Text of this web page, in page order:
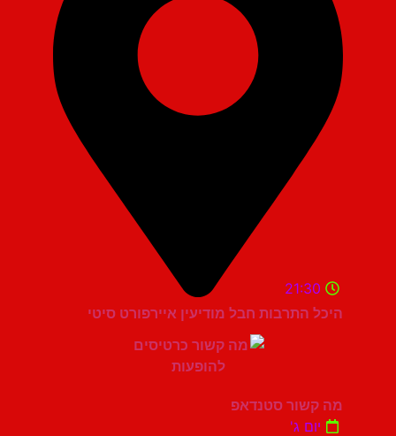
היכל התרבות חבל מודיעין איירפורט סיטי
21:30
מה קשור סטנדאפ
יום ג'